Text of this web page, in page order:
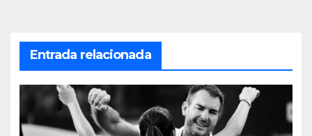
Entrada relacionada